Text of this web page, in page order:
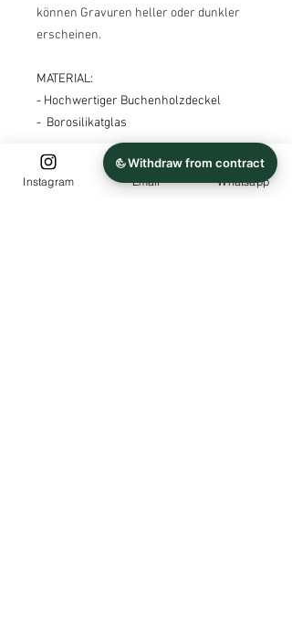
können Gravuren heller oder dunkler
erscheinen.
MATERIAL:
- Hochwertiger Buchenholzdeckel
- Borosilikatglas
GRÖßEN:
- 530 ml , ca. 10 x 10 cm
Instagram Email Whatsapp